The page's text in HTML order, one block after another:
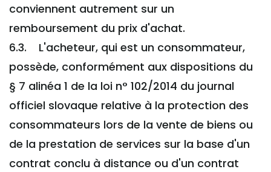
conviennent autrement sur un
remboursement du prix d'achat.
6.3. L'acheteur, qui est un consommateur,
possède, conformément aux dispositions du
§ 7 alinéa 1 de la loi n° 102/2014 du journal
officiel slovaque relative à la protection des
consommateurs lors de la vente de biens ou
de la prestation de services sur la base d'un
contrat conclu à distance ou d'un contrat